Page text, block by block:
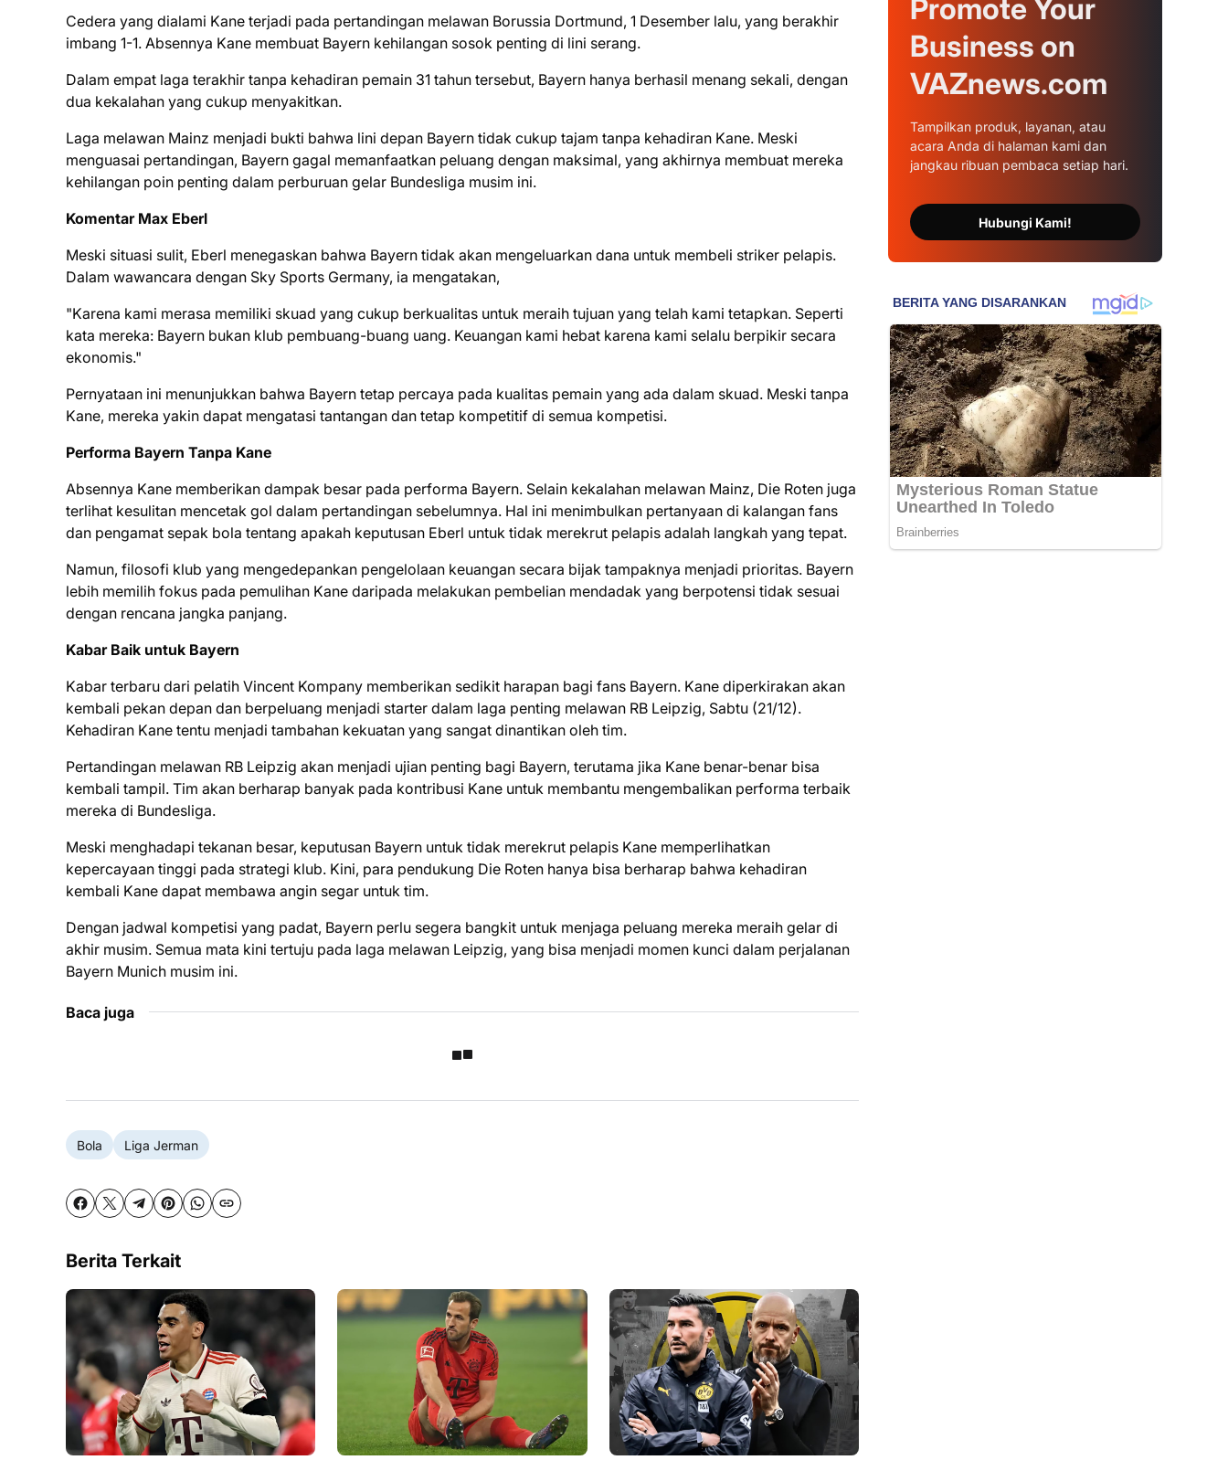
Cedera yang dialami Kane terjadi pada pertandingan melawan Borussia Dortmund, 1 Desember lalu, yang berakhir
imbang 1-1. Absennya Kane membuat Bayern kehilangan sosok penting di lini serang.
Dalam empat laga terakhir tanpa kehadiran pemain 31 tahun tersebut, Bayern hanya berhasil menang sekali, dengan
dua kekalahan yang cukup menyakitkan.
Laga melawan Mainz menjadi bukti bahwa lini depan Bayern tidak cukup tajam tanpa kehadiran Kane. Meski
menguasai pertandingan, Bayern gagal memanfaatkan peluang dengan maksimal, yang akhirnya membuat mereka
kehilangan poin penting dalam perburuan gelar Bundesliga musim ini.
Komentar Max Eberl
Meski situasi sulit, Eberl menegaskan bahwa Bayern tidak akan mengeluarkan dana untuk membeli striker pelapis.
Dalam wawancara dengan Sky Sports Germany, ia mengatakan,
"Karena kami merasa memiliki skuad yang cukup berkualitas untuk meraih tujuan yang telah kami tetapkan. Seperti
kata mereka: Bayern bukan klub pembuang-buang uang. Keuangan kami hebat karena kami selalu berpikir secara
ekonomis."
Pernyataan ini menunjukkan bahwa Bayern tetap percaya pada kualitas pemain yang ada dalam skuad. Meski tanpa
Kane, mereka yakin dapat mengatasi tantangan dan tetap kompetitif di semua kompetisi.
Performa Bayern Tanpa Kane
Absennya Kane memberikan dampak besar pada performa Bayern. Selain kekalahan melawan Mainz, Die Roten juga
terlihat kesulitan mencetak gol dalam pertandingan sebelumnya. Hal ini menimbulkan pertanyaan di kalangan fans
dan pengamat sepak bola tentang apakah keputusan Eberl untuk tidak merekrut pelapis adalah langkah yang tepat.
Namun, filosofi klub yang mengedepankan pengelolaan keuangan secara bijak tampaknya menjadi prioritas. Bayern
lebih memilih fokus pada pemulihan Kane daripada melakukan pembelian mendadak yang berpotensi tidak sesuai
dengan rencana jangka panjang.
Kabar Baik untuk Bayern
Kabar terbaru dari pelatih Vincent Kompany memberikan sedikit harapan bagi fans Bayern. Kane diperkirakan akan
kembali pekan depan dan berpeluang menjadi starter dalam laga penting melawan RB Leipzig, Sabtu (21/12).
Kehadiran Kane tentu menjadi tambahan kekuatan yang sangat dinantikan oleh tim.
Pertandingan melawan RB Leipzig akan menjadi ujian penting bagi Bayern, terutama jika Kane benar-benar bisa
kembali tampil. Tim akan berharap banyak pada kontribusi Kane untuk membantu mengembalikan performa terbaik
mereka di Bundesliga.
Meski menghadapi tekanan besar, keputusan Bayern untuk tidak merekrut pelapis Kane memperlihatkan
kepercayaan tinggi pada strategi klub. Kini, para pendukung Die Roten hanya bisa berharap bahwa kehadiran
kembali Kane dapat membawa angin segar untuk tim.
Dengan jadwal kompetisi yang padat, Bayern perlu segera bangkit untuk menjaga peluang mereka meraih gelar di
akhir musim. Semua mata kini tertuju pada laga melawan Leipzig, yang bisa menjadi momen kunci dalam perjalanan
Bayern Munich musim ini.
Baca juga
Bola Liga Jerman
Berita Terkait
Promote Your
Business on
VAZnews.com
Tampilkan produk, layanan, atau
acara Anda di halaman kami dan
jangkau ribuan pembaca setiap hari.
Hubungi Kami!